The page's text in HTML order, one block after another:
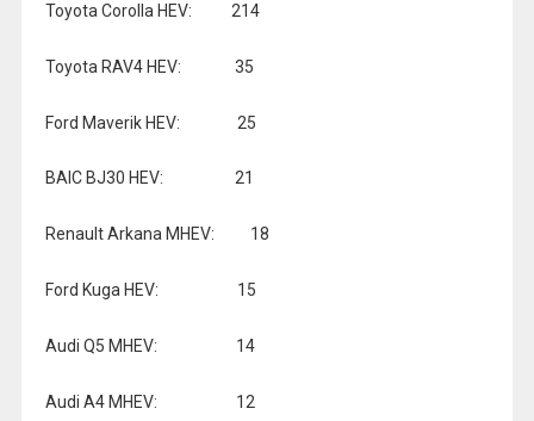
Toyota Corolla HEV: 214
Toyota RAV4 HEV: 35
Ford Maverik HEV: 25
BAIC BJ30 HEV: 21
Renault Arkana MHEV: 18
Ford Kuga HEV: 15
Audi Q5 MHEV: 14
Audi A4 MHEV: 12